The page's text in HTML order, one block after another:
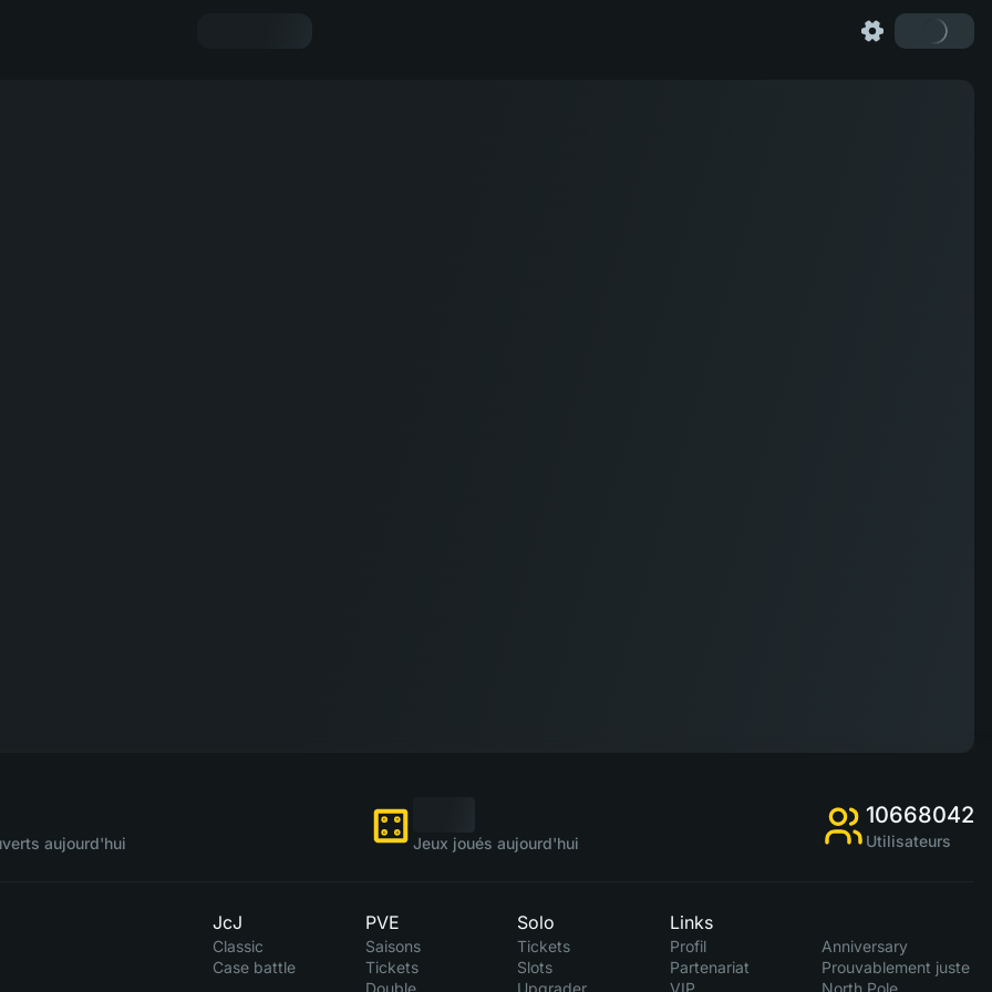
aujourd'hui Jeux joués aujourd'hui
10668042
Utilisateurs
JcJ
Classic
Case battle
PVE
Saisons
Tickets
Double
Solo
Tickets
Slots
Upgrader
Links
Profil
Partenariat
VIP
Anniversary
Prouvablement juste
North Pole